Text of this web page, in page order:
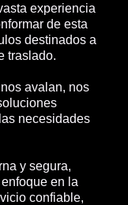
experiencia
de esta
destinados a
traslado.
avalan, nos
necesidades
y segura,
en la
confiable,